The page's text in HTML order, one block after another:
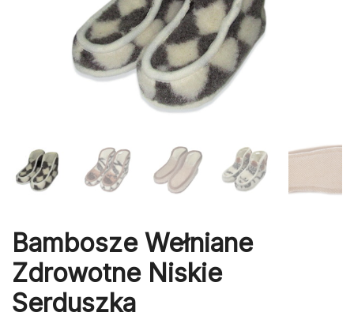
Bambosze Wełniane
Zdrowotne Niskie
Serduszka